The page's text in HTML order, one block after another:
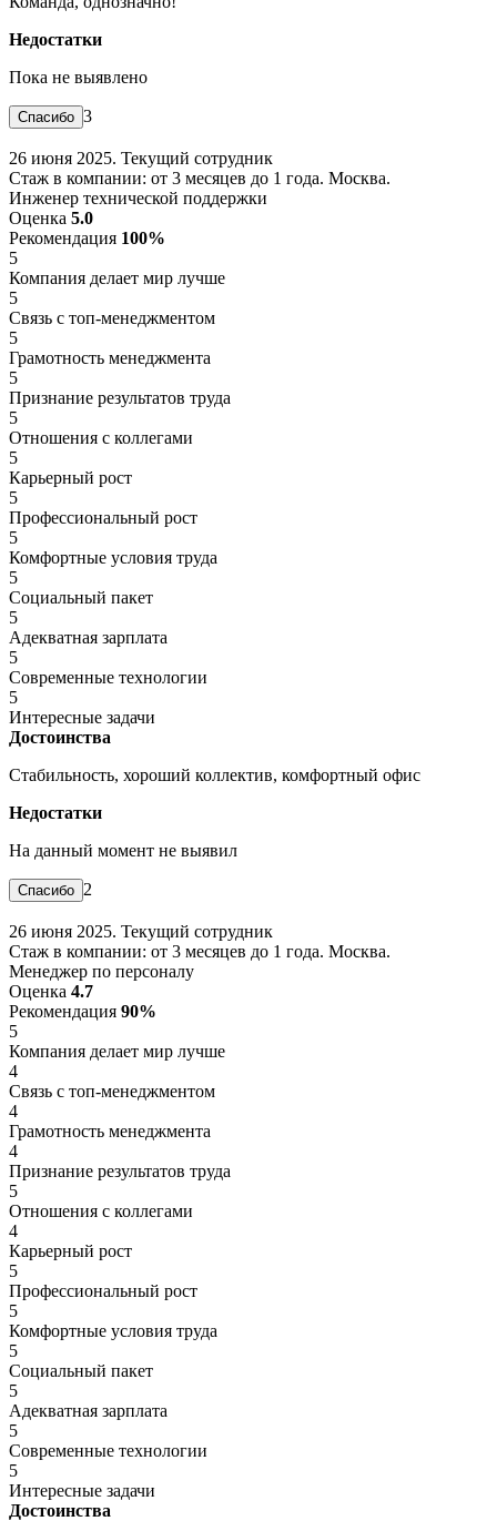
Недостатки
Пока не выявлено
3
26 июня 2025. Текущий сотрудник
Стаж в компании: от 3 месяцев до 1 года. Москва.
Инженер технической поддержки
Оценка 5.0
Рекомендация 100%
5
Компания делает мир лучше
5
Связь с топ-менеджментом
5
Грамотность менеджмента
5
Признание результатов труда
5
Отношения с коллегами
5
Карьерный рост
5
Профессиональный рост
5
Комфортные условия труда
5
Социальный пакет
5
Адекватная зарплата
5
Современные технологии
5
Интересные задачи
Достоинства
Стабильность, хороший коллектив, комфортный офис
Недостатки
На данный момент не выявил
2
26 июня 2025. Текущий сотрудник
Стаж в компании: от 3 месяцев до 1 года. Москва.
Менеджер по персоналу
Оценка 4.7
Рекомендация 90%
5
Компания делает мир лучше
4
Связь с топ-менеджментом
4
Грамотность менеджмента
4
Признание результатов труда
5
Отношения с коллегами
4
Карьерный рост
5
Профессиональный рост
5
Комфортные условия труда
5
Социальный пакет
5
Адекватная зарплата
5
Современные технологии
5
Интересные задачи
Достоинства